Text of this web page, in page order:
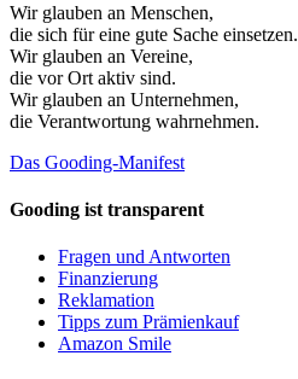
Wir glauben an Menschen,
die sich für eine gute Sache einsetzen.
Wir glauben an Vereine,
die vor Ort aktiv sind.
Wir glauben an Unternehmen,
die Verantwortung wahrnehmen.
Das Gooding-Manifest
Gooding ist transparent
Fragen und Antworten
Finanzierung
Reklamation
Tipps zum Prämienkauf
Amazon Smile